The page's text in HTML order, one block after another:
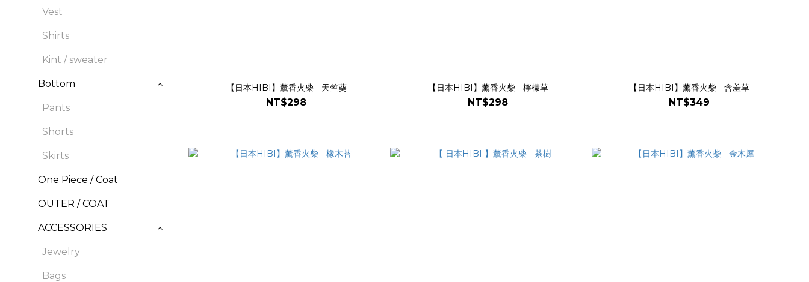
Vest
Shirts
Kint / sweater
Bottom
Pants
Shorts
Skirts
One Piece / Coat
OUTER / COAT
ACCESSORIES
Jewelry
Bags
【日本HIBI】薰香火柴 - 天竺葵
NT$298
【日本HIBI】薰香火柴 - 檸檬草
NT$298
【日本HIBI】薰香火柴 - 含羞草
NT$349